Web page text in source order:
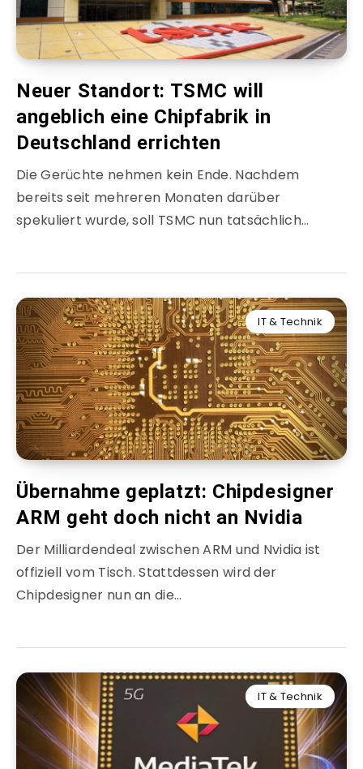
Neuer Standort: TSMC will
angeblich eine Chipfabrik in
Deutschland errichten
Die Gerüchte nehmen kein Ende. Nachdem
bereits seit mehreren Monaten darüber
spekuliert wurde, soll TSMC nun tatsächlich…
IT & Technik
Übernahme geplatzt: Chipdesigner
ARM geht doch nicht an Nvidia
Der Milliardendeal zwischen ARM und Nvidia ist
offiziell vom Tisch. Stattdessen wird der
Chipdesigner nun an die…
IT & Technik